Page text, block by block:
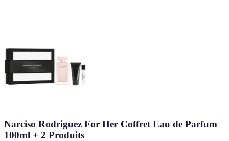
Narciso Rodriguez For Her Coffret Eau de Parfum
100ml + 2 Produits